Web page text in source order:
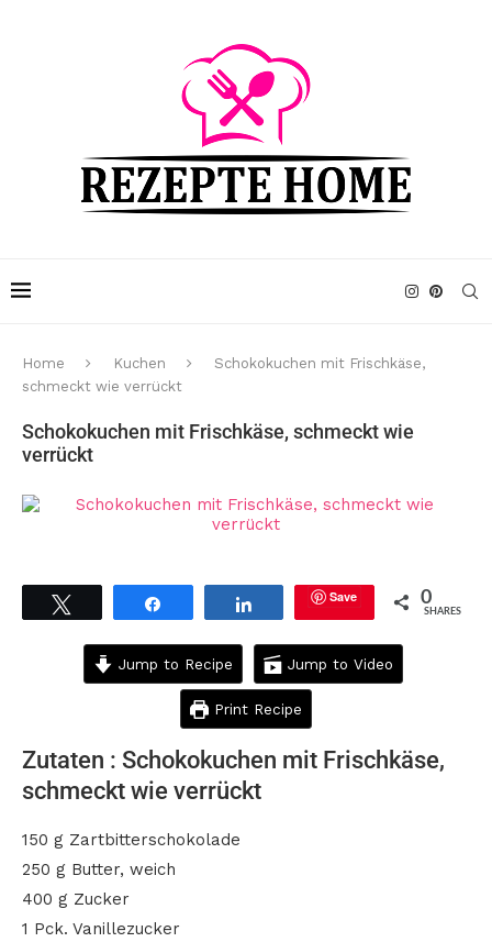
Home Kuchen
Schokokuchen mit Frischkäse,
schmeckt wie verrückt
Schokokuchen mit Frischkäse, schmeckt wie
verrückt
Save 0
SHARES
Jump to Recipe Jump to Video
Print Recipe
Zutaten : Schokokuchen mit Frischkäse,
schmeckt wie verrückt
150 g Zartbitterschokolade
250 g Butter, weich
400 g Zucker
1 Pck. Vanillezucker